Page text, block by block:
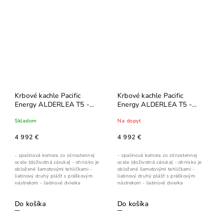
Krbové kachle Pacific
Energy ALDERLEA T5 -
Skladom
4 992 €
Do košíka
- spalinová komora zo silnostennej
ocele (doživotná záruka) - ohnisko je
obložené šamotovými tehličkami -
liatinový druhý plášť s práškovým
nástrekom - liatinové dvierka
Krbové kachle Pacific
Energy ALDERLEA T5 -
Na dopyt
4 992 €
Do košíka
- spalinová komora zo silnostennej
ocele (doživotná záruka) - ohnisko je
obložené šamotovými tehličkami -
liatinový druhý plášť s práškovým
nástrekom - liatinové dvierka